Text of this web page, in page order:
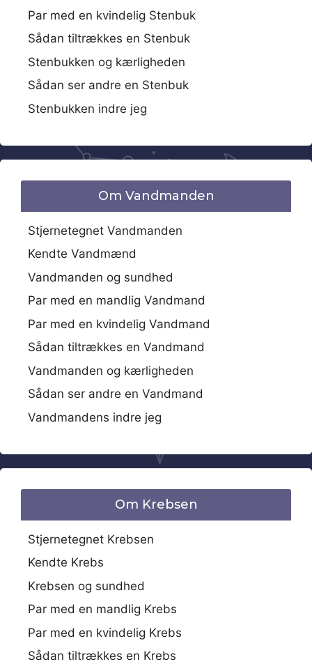
Par med en kvindelig Stenbuk
Sådan tiltrækkes en Stenbuk
Stenbukken og kærligheden
Sådan ser andre en Stenbuk
Stenbukken indre jeg
Om Vandmanden
Stjernetegnet Vandmanden
Kendte Vandmænd
Vandmanden og sundhed
Par med en mandlig Vandmand
Par med en kvindelig Vandmand
Sådan tiltrækkes en Vandmand
Vandmanden og kærligheden
Sådan ser andre en Vandmand
Vandmandens indre jeg
Om Krebsen
Stjernetegnet Krebsen
Kendte Krebs
Krebsen og sundhed
Par med en mandlig Krebs
Par med en kvindelig Krebs
Sådan tiltrækkes en Krebs